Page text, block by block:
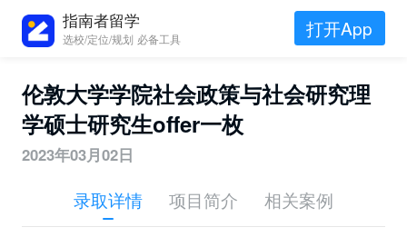
指南者留学
选校/定位/规划 必备工具 打开App
伦敦大学学院社会政策与社会研究理
学硕士研究生offer一枚
2023年03月02日
录取详情 项目简介 相关案例